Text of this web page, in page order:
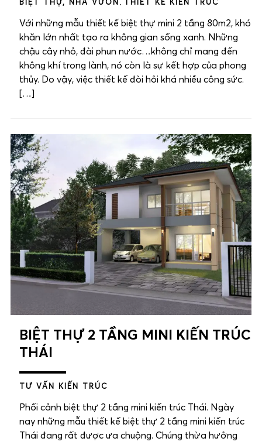
BIỆT THỰ, NHÀ VƯỜN , THIẾT KẾ KIẾN TRÚC
Với những mẫu thiết kế biệt thự mini 2 tầng 80m2, khó
khăn lớn nhất tạo ra không gian sống xanh. Những
chậu cây nhỏ, đài phun nước…không chỉ mang đến
không khí trong lành, nó còn là sự kết hợp của phong
thủy. Do vậy, việc thiết kế đòi hỏi khá nhiều công sức.
[…]
BIỆT THỰ 2 TẦNG MINI KIẾN TRÚC
THÁI
TƯ VẤN KIẾN TRÚC
Phối cảnh biệt thự 2 tầng mini kiến trúc Thái. Ngày
nay những mẫu thiết kế biệt thự 2 tầng mini kiến trúc
Thái đang rất được ưa chuộng. Chúng thừa hưởng